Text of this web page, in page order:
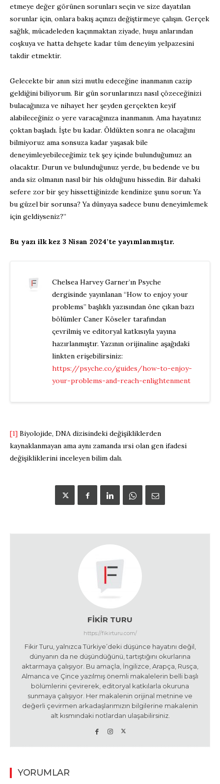
etmeye değer görünen sorunları seçin ve size dayatılan
sorunlar için, onlara bakış açınızı değiştirmeye çalışın. Gerçek
sağlık, mücadeleden kaçınmaktan ziyade, huşu anlarından
coşkuya ve hatta dehşete kadar tüm deneyim yelpazesini
takdir etmektir.
Gelecekte bir anın sizi mutlu edeceğine inanmanın cazip
geldiğini biliyorum. Bir gün sorunlarınızı nasıl çözeceğinizi
bulacağınıza ve nihayet her şeyden gerçekten keyif
alabileceğiniz o yere varacağınıza inanmanın. Ama hayatınız
çoktan başladı. İşte bu kadar. Öldükten sonra ne olacağını
bilmiyoruz ama sonsuza kadar yaşasak bile
deneyimleyebileceğimiz tek şey içinde bulunduğumuz an
olacaktır. Durun ve bulunduğunuz yerde, bu bedende ve bu
anda siz olmanın nasıl bir his olduğunu hissedin. Bir dahaki
sefere zor bir şey hissettiğinizde kendinize şunu sorun: Ya
bu güzel bir sorunsa? Ya dünyaya sadece bunu deneyimlemek
için geldiyseniz?”
Bu yazı ilk kez 3 Nisan 2024’te yayımlanmıştır.
Chelsea Harvey Garner’ın Psyche
dergisinde yayınlanan “How to enjoy your
problems” başlıklı yazısından öne çıkan bazı
bölümler Caner Köseler tarafından
çevrilmiş ve editoryal katkısıyla yayına
hazırlanmıştır. Yazının orijinaline aşağıdaki
linkten erişebilirsiniz:
https://psyche.co/guides/how-to-enjoy-
your-problems-and-reach-enlightenment
[1] Biyolojide, DNA dizisindeki değişikliklerden
kaynaklanmayan ama aynı zamanda ırsi olan gen ifadesi
değişikliklerini inceleyen bilim dalı.
FIKIR TURU
https://fikirturu.com/
Fikir Turu, yalnızca Türkiye’deki düşünce hayatını değil,
dünyanın da ne düşündüğünü, tartıştığını okurlarına
aktarmaya çalışıyor. Bu amaçla, İngilizce, Arapça, Rusça,
Almanca ve Çince yazılmış önemli makalelerin belli başlı
bölümlerini çevirerek, editoryal katkılarla okuruna
sunmaya çalışıyor. Her makalenin orijinal metnine ve
değerli çevirmen arkadaşlarımızın bilgilerine makalenin
alt kısmındaki notlardan ulaşabilirsiniz.
YORUMLAR